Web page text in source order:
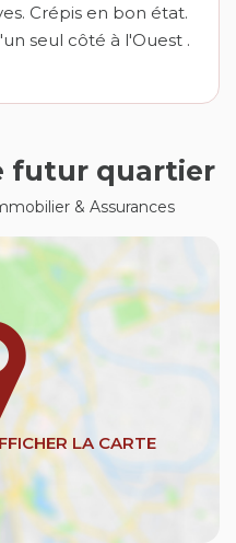
Crépis en bon état.
seul côté à l'Ouest .
futur quartier
& Assurances